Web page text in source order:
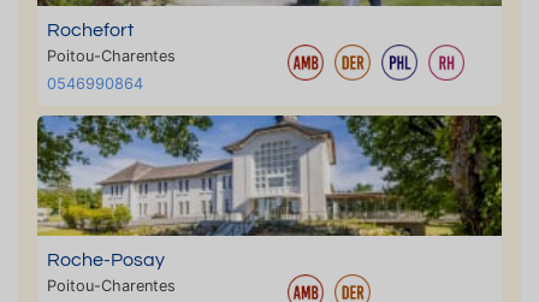
Rochefort
Poitou-Charentes
0546990864
Roche-Posay
Poitou-Charentes